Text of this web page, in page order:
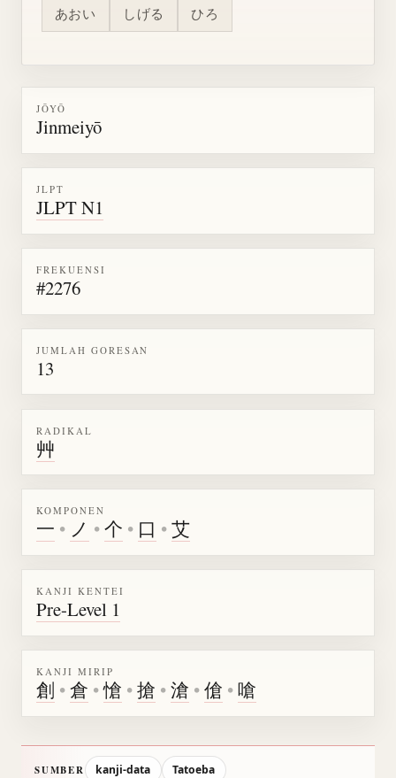
あおい しげる ひろ
JŌYŌ
Jinmeiyō
JLPT
JLPT N1
FREKUENSI
#2276
JUMLAH GORESAN
13
RADIKAL
艸
KOMPONEN
一 • ノ •个 • 口 •艾
KANJI KENTEI
Pre-Level 1
KANJI MIRIP
創 •倉 •愴 •搶 •滄 •傖 •嗆
SUMBER kanji-data
Tatoeba